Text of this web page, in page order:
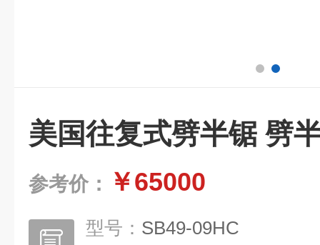
美国往复式劈半锯 劈
参考价： ￥65000
型号： SB49-09HC